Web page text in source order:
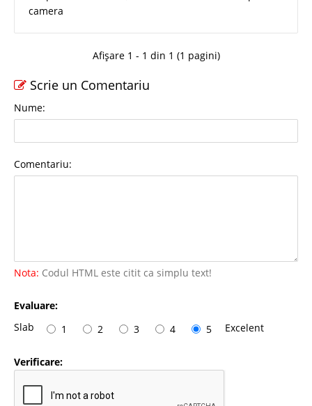
camera
Afișare 1 - 1 din 1 (1 pagini)
Scrie un Comentariu
Nume:
Comentariu:
Nota: Codul HTML este citit ca simplu text!
Evaluare:
Slab
1 2 3 4 5 Excelent
Verificare: